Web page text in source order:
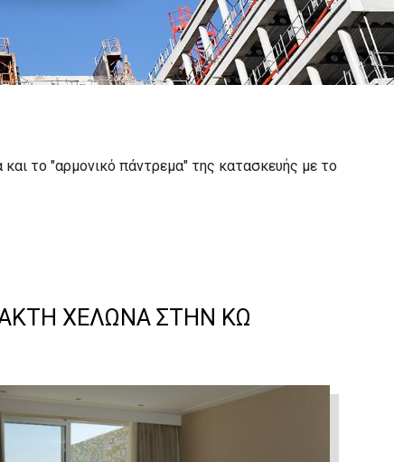
το "αρμονικό πάντρεμα" της κατασκευής με το
ΧΕΛΩΝΑ ΣΤΗΝ ΚΏ